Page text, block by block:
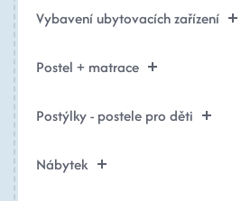
Vybavení ubytovacích zařízení
Postel + matrace
Postýlky - postele pro děti
Nábytek